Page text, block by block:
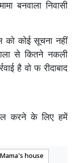
बनवाला निवासी
को कोई सूचना नहीं
से कितने नकली
है वो फ रीदाबाद
करने के लिए हमें
house